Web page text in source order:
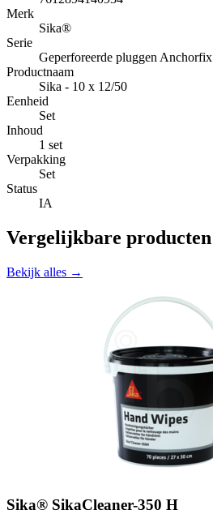
Merk
Sika®
Serie
Geperforeerde pluggen Anchorfix
Productnaam
Sika - 10 x 12/50
Eenheid
Set
Inhoud
1 set
Verpakking
Set
Status
IA
Vergelijkbare producten
Bekijk alles →
Sika® SikaCleaner-350 H